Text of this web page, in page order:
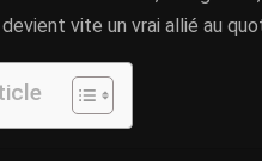
vite un vrai allié au